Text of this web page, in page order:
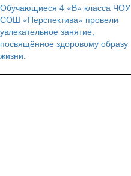
Навигация
по
записям
Обучающиеся 4 «В» класса ЧОУ
СОШ «Перспектива» провели
увлекательное занятие,
посвящённое здоровому образу
жизни.